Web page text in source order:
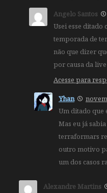
Angelo Santos
Usei esse ditado
temporada de
não que dizer
por causa da
Acesse para
Yhan
Um ditado que
Mas eu já
terraformars
outro motivo
um dos casos
Alexandre Martins